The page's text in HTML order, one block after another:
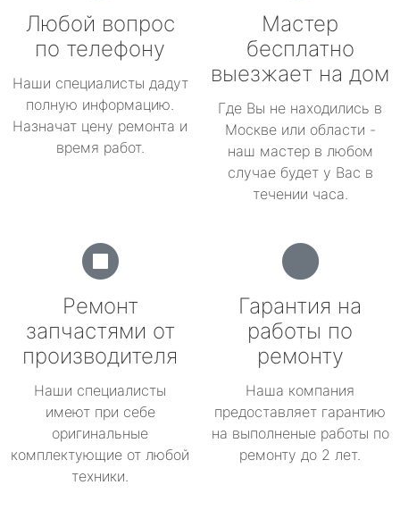
Любой вопрос
по телефону
Наши специалисты дадут
полную информацию.
Назначат цену ремонта и
время работ.
Мастер
бесплатно
выезжает на дом
Где Вы не находились в
Москве или области -
наш мастер в любом
случае будет у Вас в
течении часа.
Ремонт
запчастями от
производителя
Наши специалисты
имеют при себе
оригинальные
комплектующие от любой
техники.
Гарантия на
работы по
ремонту
Наша компания
предоставляет гарантию
на выполненые работы по
ремонту до 2 лет.